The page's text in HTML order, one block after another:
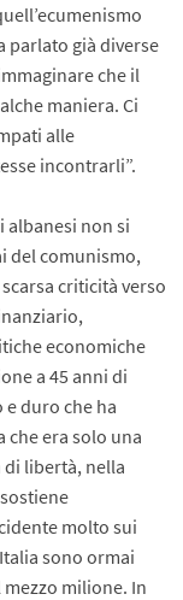
parlato già diverse
che il
maniera. Ci
alle
incontrarli”.
albanesi non si
del comunismo,
criticità verso
economiche
a 45 anni di
duro che ha
che era solo una
di libertà, nella
molto sui
sono ormai
milione. In